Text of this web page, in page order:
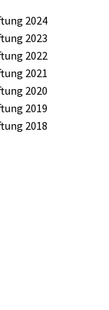
2024
2023
2022
2021
2020
2019
2018